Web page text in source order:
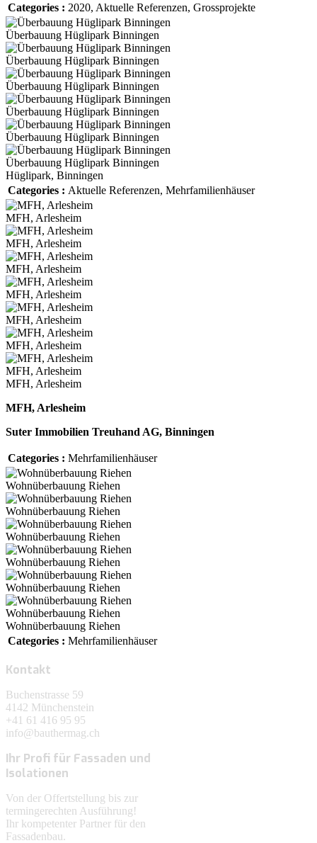
Categories : 2020, Aktuelle Referenzen, Grossprojekte
Überbauung Hüglipark Binningen
Überbauung Hüglipark Binningen
Überbauung Hüglipark Binningen
Überbauung Hüglipark Binningen
Überbauung Hüglipark Binningen
Überbauung Hüglipark Binningen
Hüglipark, Binningen
Categories : Aktuelle Referenzen, Mehrfamilienhäuser
MFH, Arlesheim
MFH, Arlesheim
MFH, Arlesheim
MFH, Arlesheim
MFH, Arlesheim
MFH, Arlesheim
MFH, Arlesheim
MFH, Arlesheim
MFH, Arlesheim
Suter Immobilien Treuhand AG, Binningen
Categories : Mehrfamilienhäuser
Wohnüberbauung Riehen
Wohnüberbauung Riehen
Wohnüberbauung Riehen
Wohnüberbauung Riehen
Wohnüberbauung Riehen
Wohnüberbauung Riehen
Wohnüberbauung Riehen
Categories : Mehrfamilienhäuser
Kontakt
Buchenstrasse 59
4142 Münchenstein
+41 61 416 95 95
info@bauthermag.ch
Ihr Profi für Fassaden und
Isolationen
Von der Offertstellung bis zur
termingerechten Ausführung!
Ihr kompetenter Partner für den
Fassadenbau.